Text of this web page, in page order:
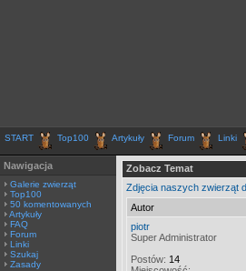
START Top100 Artykuły Forum Linki
Nawigacja
Galerie zwierząt
Top100
50 komentowanych
Artykuły
FAQ
Forum
Linki
Szukaj
Zasady
Zobacz Temat
Zdjęcia naszych zwierząt
Autor
piotr
Super Administrator
Postów: 14